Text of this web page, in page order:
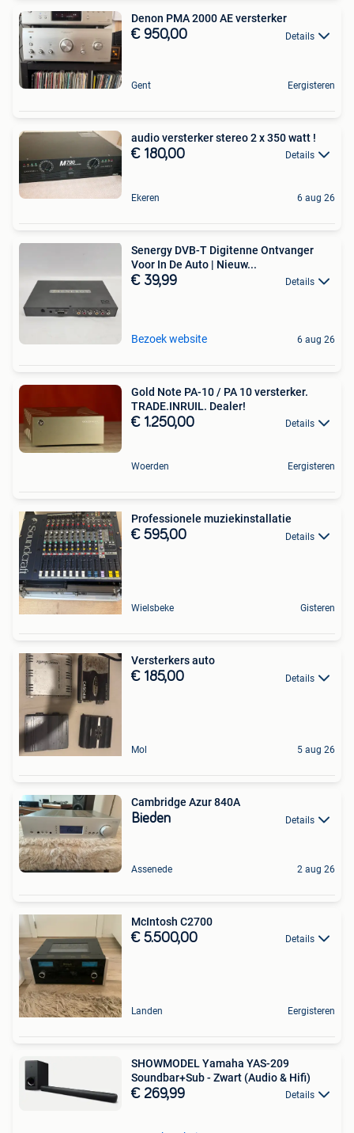
Denon PMA 2000 AE versterker
€ 950,00 Details
Gent Eergisteren
audio versterker stereo 2 x 350 watt !
€ 180,00 Details
Ekeren 6 aug 26
Senergy DVB-T Digitenne Ontvanger
Voor In De Auto | Nieuw...
€ 39,99 Details
Bezoek website 6 aug 26
Gold Note PA-10 / PA 10 versterker.
TRADE.INRUIL. Dealer!
€ 1.250,00 Details
Woerden Eergisteren
Professionele muziekinstallatie
€ 595,00 Details
Wielsbeke Gisteren
Versterkers auto
€ 185,00 Details
Mol 5 aug 26
Cambridge Azur 840A
Bieden Details
Assenede 2 aug 26
McIntosh C2700
€ 5.500,00 Details
Landen Eergisteren
SHOWMODEL Yamaha YAS-209
Soundbar+Sub - Zwart (Audio & Hifi)
€ 269,99 Details